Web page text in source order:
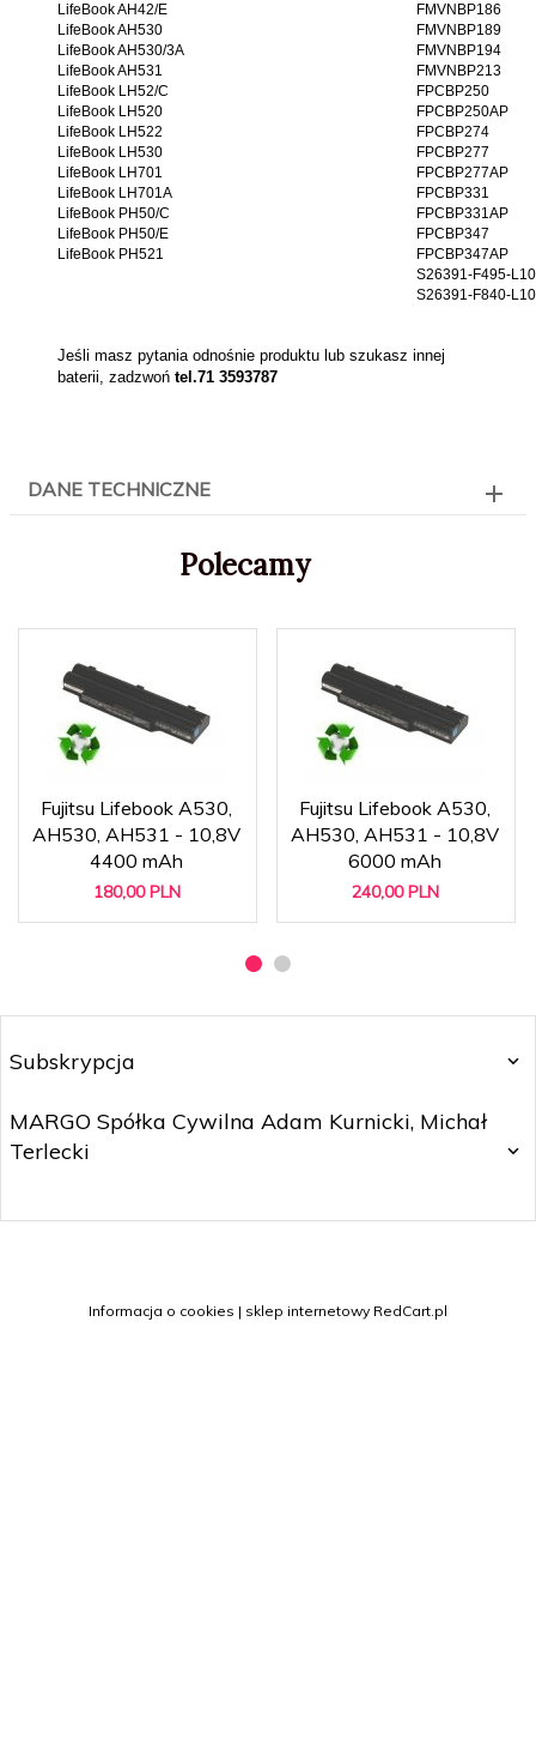
LifeBook AH42/E
LifeBook AH530
LifeBook AH530/3A
LifeBook AH531
LifeBook LH52/C
LifeBook LH520
LifeBook LH522
LifeBook LH530
LifeBook LH701
LifeBook LH701A
LifeBook PH50/C
LifeBook PH50/E
LifeBook PH521
FMVNBP186
FMVNBP189
FMVNBP194
FMVNBP213
FPCBP250
FPCBP250AP
FPCBP274
FPCBP277
FPCBP277AP
FPCBP331
FPCBP331AP
FPCBP347
FPCBP347AP
S26391-F495-
S26391-F840-
Jeśli masz pytania odnośnie produktu lub szukasz innej
baterii, zadzwoń tel.71 3593787
DANE TECHNICZNE
Polecamy
Fujitsu Lifebook A530,
AH530, AH531 - 10,8V
4400 mAh
180,00 PLN
Fujitsu Lifebook A530,
AH530, AH531 - 10,8V
6000 mAh
240,00 PLN
Subskrypcja
MARGO Spółka Cywilna Adam Kurnicki, Michał
Terlecki
Informacja o cookies | sklep internetowy RedCart.pl